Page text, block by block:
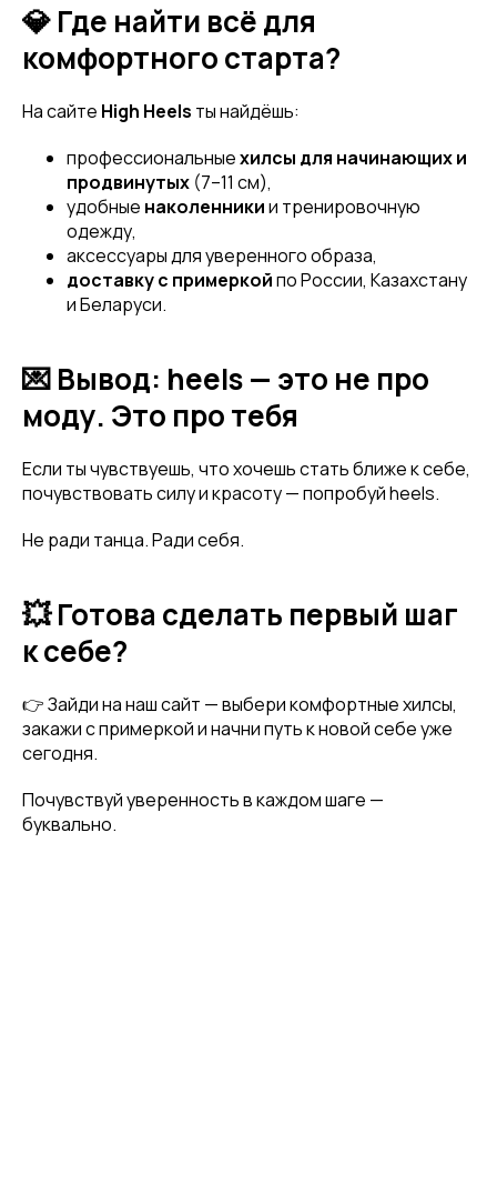
Привет! Дарим тебе -10% на первую
покупку! Подпишись на нашу рассылку
...и узнавай об акциях первой!
Email
Нажимая на кнопку, вы даете согласие на обработку своих
персональных данных согласно 152-ФЗ.
💎 Где найти всё для
комфортного старта?
На сайте High Heels ты найдёшь:
профессиональныехилсы для начинающих и
продвинутых (7–11 см),
удобные наколенникии тренировочную
одежду,
аксессуары для уверенного образа,
доставку с примеркойпо России, Казахстану
и Беларуси.
💌 Вывод: heels — это не про
моду. Это про тебя
Если ты чувствуешь, что хочешь стать ближе к себе,
почувствовать силу и красоту — попробуй heels.
Не ради танца. Ради себя.
💥 Готова сделать первый шаг
к себе?
👉 Зайди на наш сайт — выбери комфортные хилсы,
закажи с примеркой и начни путь к новой себе уже
сегодня.
Почувствуй уверенность в каждом шаге —
буквально.